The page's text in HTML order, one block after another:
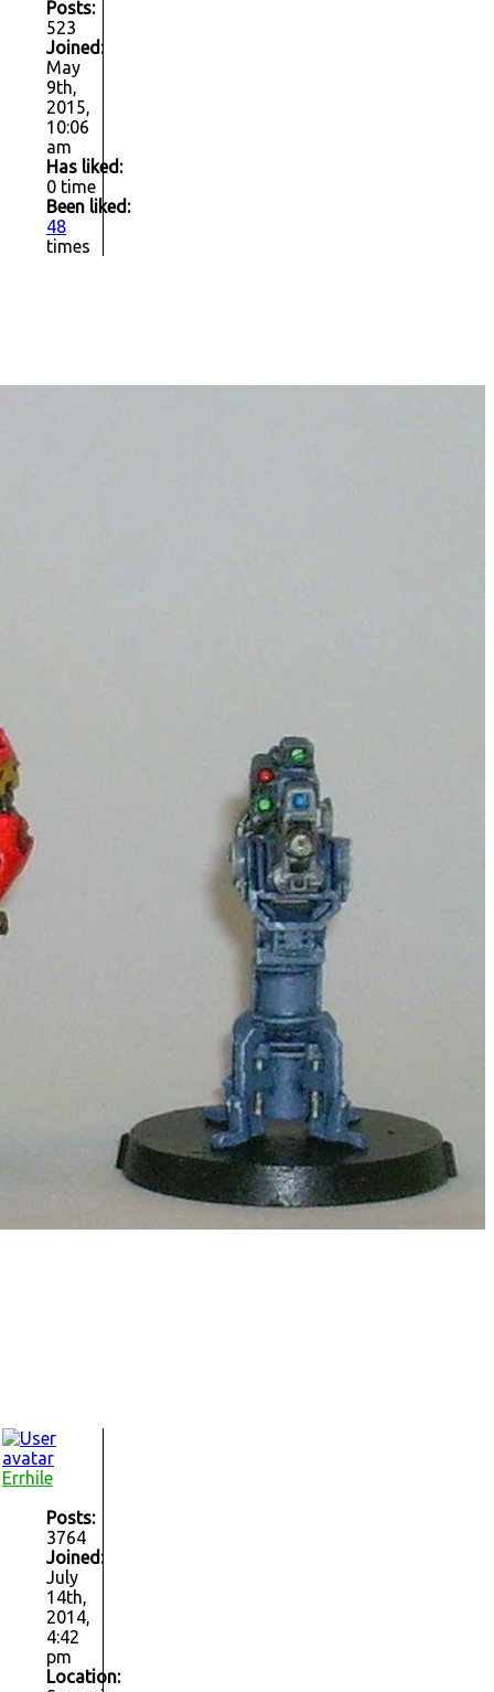
Posts:
523
Joined:
May
9th,
2015,
10:06
am
Has liked:
0 time
Been liked:
48
times
Errhile
Posts:
3764
Joined:
July
14th,
2014,
4:42
pm
Location: